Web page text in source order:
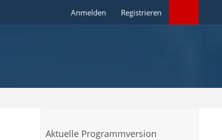
Anmelden Registrieren
Aktuelle Programmversion